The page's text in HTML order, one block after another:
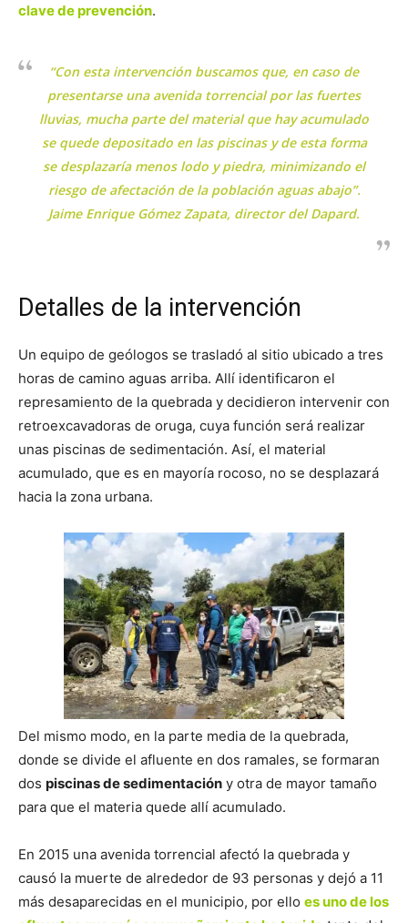
clave de prevención.
“Con esta intervención buscamos que, en caso de
presentarse una avenida torrencial por las fuertes
lluvias, mucha parte del material que hay acumulado
se quede depositado en las piscinas y de esta forma
se desplazaría menos lodo y piedra, minimizando el
riesgo de afectación de la población aguas abajo”.
Jaime Enrique Gómez Zapata, director del Dapard.
Detalles de la intervención
Un equipo de geólogos se trasladó al sitio ubicado a tres
horas de camino aguas arriba. Allí identificaron el
represamiento de la quebrada y decidieron intervenir con
retroexcavadoras de oruga, cuya función será realizar
unas piscinas de sedimentación. Así, el material
acumulado, que es en mayoría rocoso, no se desplazará
hacia la zona urbana.
Del mismo modo, en la parte media de la quebrada,
donde se divide el afluente en dos ramales, se formaran
dos piscinas de sedimentación y otra de mayor tamaño
para que el materia quede allí acumulado.
En 2015 una avenida torrencial afectó la quebrada y
causó la muerte de alrededor de 93 personas y dejó a 11
más desaparecidas en el municipio, por ello es uno de los